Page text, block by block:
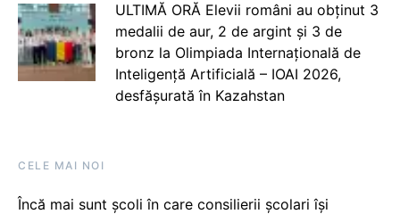
ULTIMĂ ORĂ Elevii români au obținut 3
medalii de aur, 2 de argint și 3 de
bronz la Olimpiada Internațională de
Inteligență Artificială – IOAI 2026,
desfășurată în Kazahstan
CELE MAI NOI
Încă mai sunt școli în care consilierii școlari își